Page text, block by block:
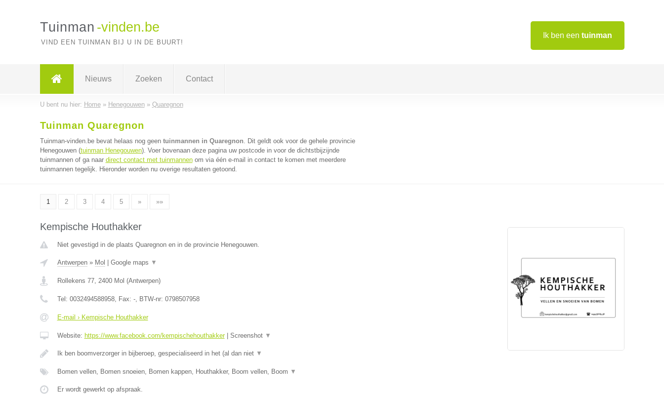
Ik ben een tuinman
Tuinman -vinden.be
VIND EEN TUINMAN BIJ U IN DE BUURT!
Nieuws Zoeken Contact
U bent nu hier: Home» Henegouwen» Quaregnon
Tuinman Quaregnon
Tuinman-vinden.be bevat helaas nog geen tuinmannen in Quaregnon. Dit geldt ook voor de gehele provincie
Henegouwen (tuinman Henegouwen). Voer bovenaan deze pagina uw postcode in voor de dichtstbijzijnde
tuinmannen of ga naar direct contact met tuinmannenom via één e-mail in contact te komen met meerdere
tuinmannen tegelijk. Hieronder worden nu overige resultaten getoond.
1 2 3 4 5 » »»
Kempische Houthakker
Niet gevestigd in de plaats Quaregnon en in de provincie Henegouwen.
Antwerpen» Mol Google maps ▼
Rollekens 77, 2400 Mol (Antwerpen)
Tel: 0032494588958, Fax: -, BTW-nr: 0798507958
E-mail › Kempische Houthakker
Website: https://www.facebook.com/kempischehouthakker| Screenshot ▼
Ik ben boomverzorger in bijberoep, gespecialiseerd in het (al dan niet ▼
Bomen vellen, Bomen snoeien, Bomen kappen, Houthakker, Boom vellen, Boom ▼
Er wordt gewerkt op afspraak.